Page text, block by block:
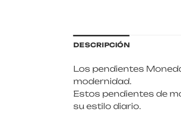
DESCRIPCIÓN
Los pendientes
modernidad.
Estos pendientes de
su estilo diario.